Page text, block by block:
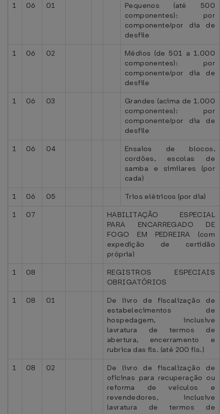
1
06 01
Pequenos (até 500
componentes): por
componente/por dia de
desfile
1
06 02
Médios (de 501 a 1.000
componentes): por
componente/por dia de
desfile
1
06 03
Grandes (acima de 1.000
componentes): por
componente/por dia de
desfile
1
06 04
Ensaios de blocos,
cordões, escolas de
samba e similares (por
cada)
1
06 05
Trios elétricos (por dia)
1
07
HABILITAÇÃO ESPECIAL
PARA ENCARREGADO DE
FOGO EM PEDREIRA (com
expedição de certidão
própria)
1
08
REGISTROS ESPECIAIS
OBRIGATÓRIOS
1
08 01
De livro de fiscalização de
estabelecimentos de
hospedagem, inclusive
lavratura de termos de
abertura, encerramento e
rubrica das fls. (até 200 fls.)
1
08 02
De livro de fiscalização de
oficinas para recuperação ou
reforma de veículos e
revendedores, inclusive
lavratura de termos de